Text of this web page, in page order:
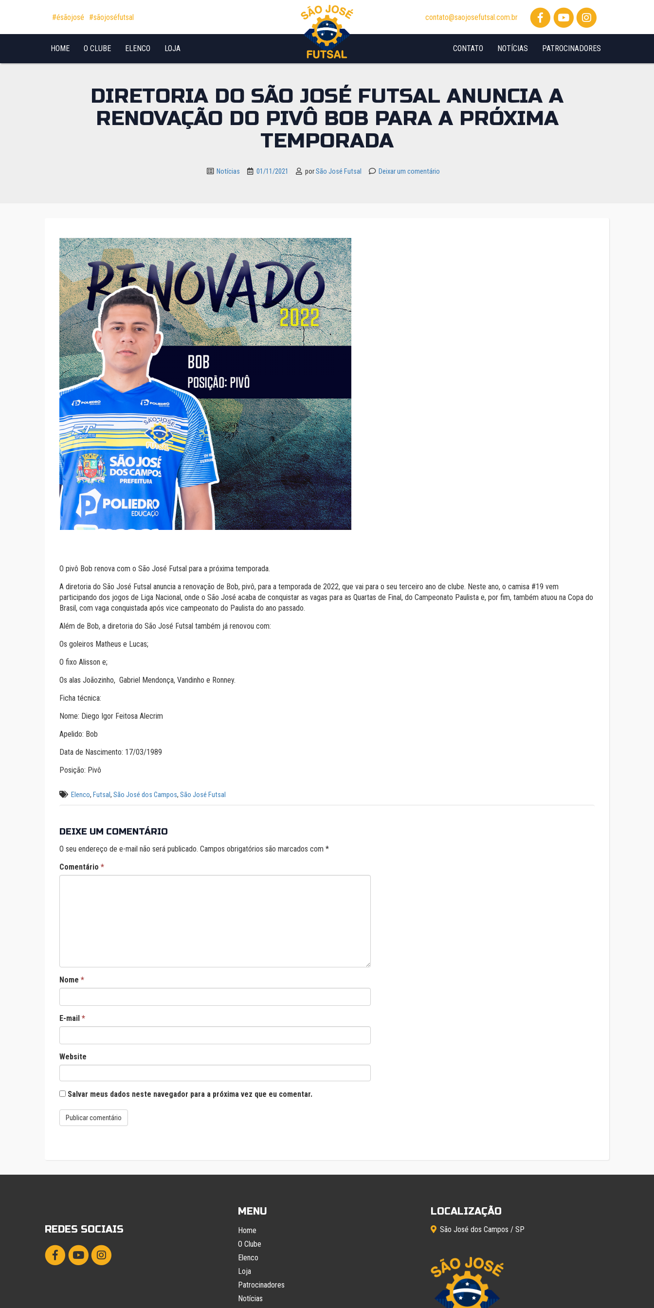
Pular para o conteúdo
#ésãojosé #sãojoséfutsal contato@saojosefutsal.com.br
HOME O CLUBE ELENCO LOJA PATROCINADORES
NOTÍCIAS
CONTATO
DIRETORIA DO SÃO JOSÉ FUTSAL ANUNCIA A
RENOVAÇÃO DO PIVÔ BOB PARA A PRÓXIMA
TEMPORADA
Notícias 01/11/2021 porSão José Futsal Deixar um comentário
O pivô Bob renova com o São José Futsal para a próxima temporada.
A diretoria do São José Futsal anuncia a renovação de Bob, pivô, para a temporada de 2022, que vai para o seu terceiro ano de clube. Neste ano, o camisa #19 vem
participando dos jogos de Liga Nacional, onde o São José acaba de conquistar as vagas para as Quartas de Final, do Campeonato Paulista e, por fim, também atuou na Copa do
Brasil, com vaga conquistada após vice campeonato do Paulista do ano passado.
Além de Bob, a diretoria do São José Futsal também já renovou com:
Os goleiros Matheus e Lucas;
O fixo Alisson e;
Os alas Joãozinho, Gabriel Mendonça, Vandinho e Ronney.
Ficha técnica:
Nome: Diego Igor Feitosa Alecrim
Apelido: Bob
Data de Nascimento: 17/03/1989
Posição: Pivô
Elenco, Futsal, São José dos Campos, São José Futsal
DEIXE UM COMENTÁRIO
O seu endereço de e-mail não será publicado. Campos obrigatórios são marcados com *
Comentário *
Nome *
E-mail *
Website
Salvar meus dados neste navegador para a próxima vez que eu comentar.
REDES SOCIAIS
MENU
Home
O Clube
Elenco
Loja
Patrocinadores
Notícias
LOCALIZAÇÃO
São José dos Campos / SP